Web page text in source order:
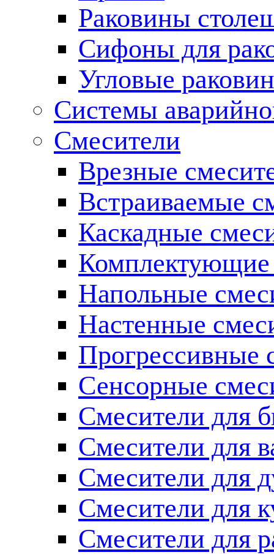
Раковины
Сифоны для
Угловые
Системы
Смесители
Врезные
Встраиваемые
Каскадные
Комплектующие
Напольные
Настенные
Прогрессивные
Сенсорные
Смесители для
Смесители для
Смесители для
Смесители для
Смесители для